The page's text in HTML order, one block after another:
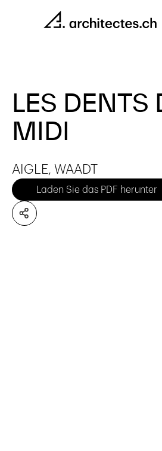
LES DENTS
MIDI
AIGLE, WAADT
Laden Sie das PDF herunter